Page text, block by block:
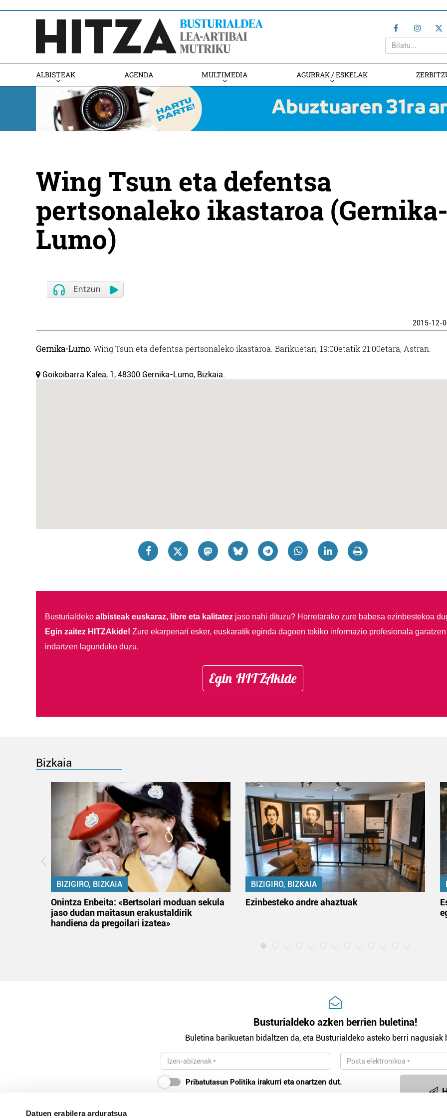
Datuen erabilera arduratsua
ALBISTEAK AGENDA MULTIMEDIA AGURRAK / ESKELAK
Wing Tsun eta defentsa
pertsonaleko ikastaroa (Gernika-
Lumo)
2015-12-
Gernika-Lumo. Wing Tsun eta defentsa pertsonaleko ikastaroa. Barikuetan, 19:00etatik 21:00etara, Astran.
Goikoibarra Kalea, 1, 48300 Gernika-Lumo, Bizkaia.
Busturialdeko albisteak euskaraz, libre eta kalitatezjaso nahi dituzu? Horretarako zure babesa ezinbestekoa
Egin zaitez HITZAkide! Zure ekarpenari esker, euskaratik eginda dagoen tokiko informazio profesionala garatzen
indartzen lagunduko duzu.
Egin HITZAkide
Bizkaia
BIZIGIRO, BIZKAIA
Onintza Enbeita: «Bertsolari moduan sekula
jaso dudan maitasun erakustaldirik
handiena da pregoilari izatea»
BIZIGIRO, BIZKAIA
Ezinbesteko andre ahaztuak
Busturialdeko azken berrien buletina!
Buletina barikuetan bidaltzen da, eta Busturialdeko asteko berri nagusiak
Pribatutasun Politika irakurri eta onartzen dut.